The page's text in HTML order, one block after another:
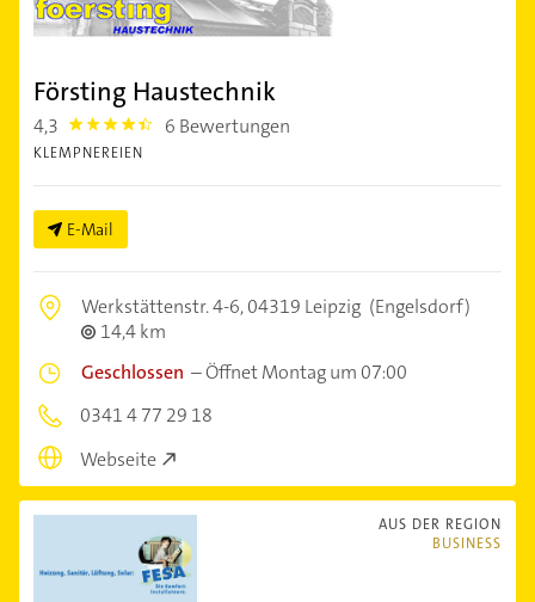
Försting Haustechnik
4,3 4.3 6 Bewertungen
KLEMPNEREIEN
E-Mail
Werkstättenstr. 4-6,04319 Leipzig (Engelsdorf)
14,4 km
Geschlossen –Öffnet Montag um 07:00
0341 4 77 29 18
Webseite
AUS DER REGION
BUSINESS